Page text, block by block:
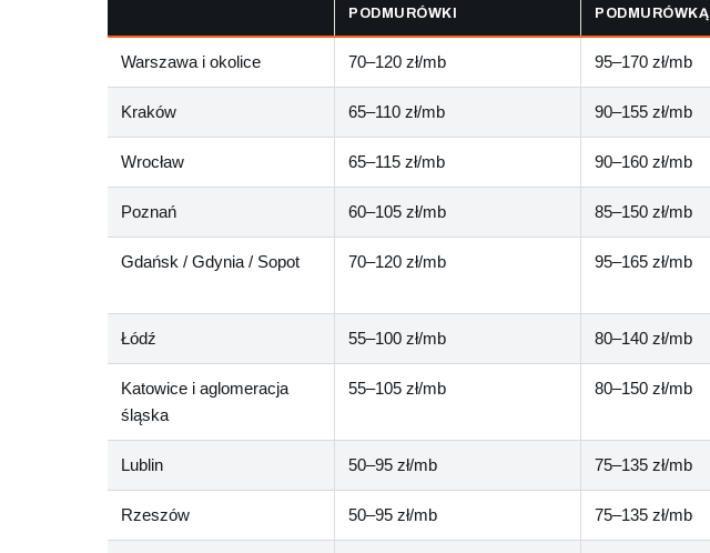
PODMURÓWKI
PODMURÓWKĄ
Warszawa i okolice 70–120 zł/mb 95–170 zł/mb
Kraków 65–110 zł/mb 90–155 zł/mb
Wrocław 65–115 zł/mb 90–160 zł/mb
Poznań 60–105 zł/mb 85–150 zł/mb
Gdańsk / Gdynia / Sopot 70–120 zł/mb 95–165 zł/mb
Łódź 55–100 zł/mb 80–140 zł/mb
Katowice i aglomeracja
śląska
55–105 zł/mb 80–150 zł/mb
Lublin 50–95 zł/mb 75–135 zł/mb
Rzeszów 50–95 zł/mb 75–135 zł/mb